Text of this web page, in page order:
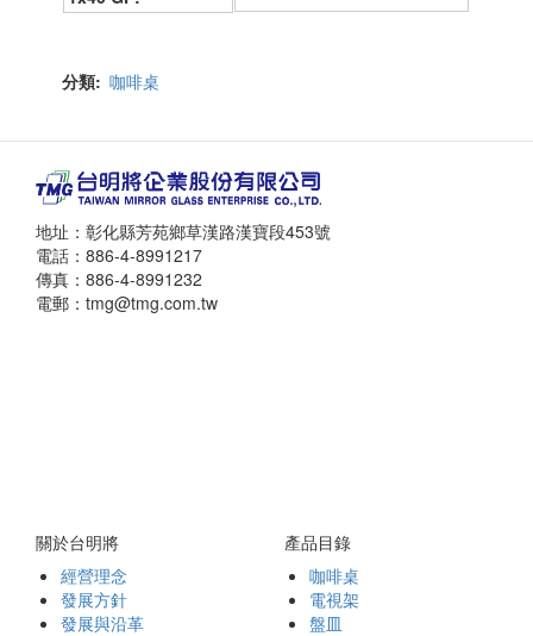
分類 咖啡桌
地址：彰化縣芳苑鄉草漢路漢寶段453號
電話：886-4-8991217
傳真：886-4-8991232
電郵：tmg@tmg.com.tw
關於台明將
經營理念
發展方針
發展與沿革
產品目錄
咖啡桌
電視架
盤皿